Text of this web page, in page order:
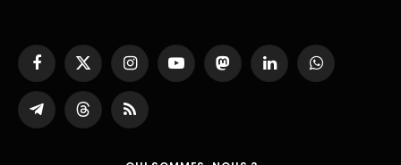
Facebook
X
(Twitter)
InstagramYouTubeMastodonLinkedInWhatsApp
Partager
sur
ThreadsRSS